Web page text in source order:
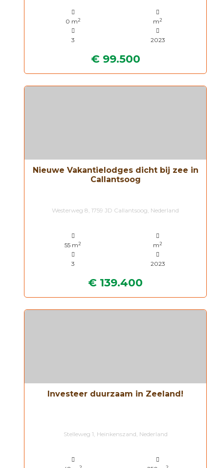
0 m2 m2
3 2023
€ 99.500
Nieuwe Vakantielodges dicht bij zee in
Callantsoog
Westerweg 8, 1759 JD Callantsoog, Nederland
55 m2 m2
3 2023
€ 139.400
Investeer duurzaam in Zeeland!
Stelleweg 1, Heinkenszand, Nederland